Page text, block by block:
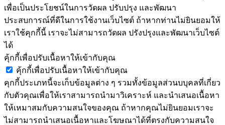
เพื่อเป็นประโยชน์ในการวัดผล ปรับปรุง และพัฒนา
ประสบการณ์ที่ดีในการใช้งานเว็บไซต์ ถ้าหากท่านไม่ยินยอมให้
เราใช้คุกกี้นี้ เราจะไม่สามารถวัดผล ปรังปรุงและพัฒนาเว็บไซต์
ได้
คุ้กกี้เพื่อปรับเนื้อหาให้เข้ากับคุณ
คุ้กกี้เพื่อปรับเนื้อหาให้เข้ากับคุณ
คุกกี้ประเภทนี้จะเก็บข้อมูลต่าง ๆ รวมทั้งข้อมูลส่วนบบุคลที่เกี่ยว
กับตัวคุณเพื่อให้เราสามารถนำมาวิเคราะห์ และนำเสนอเนื้อหา
ให้เหมาสมกับความสนใจของคุณ ถ้าหากคุณไม่ยินยอมเราจะ
ไม่สามารถนำเสนอเนื้อหาและโฆษณาได้ที่ตรงกับความสนใจ